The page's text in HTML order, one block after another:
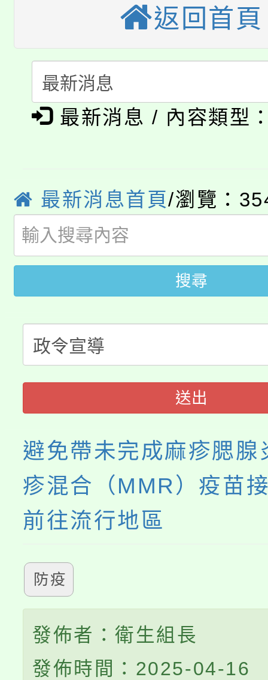
生本土語及新住民語歌
公告本校115學年度第
代理(課)教師甄選結果(
公告本校115學年度第
代理(課)教師甄選結果(
轉知中國文化大學推廣
《TA101》溝通分析基
系所師生報名參加。
淨零綠生活教案入校路
學籍身 分審查程序及
版
淨零綠領人才培育課程
公告本校115學年度第
代理(課)教師甄選結果(
「2026金融保險知識
桃園市115學年度學生
生本土語及新住民語歌
代理(課)教師甄選結果(
公告本校115學年度第
代理(課)教師甄選結果(
《TA101》溝通分析基
程，歡迎學生輔導中心
心理、諮商輔導、社會
系所師生報名參加。
返回首頁
最新消息 / 內容類型
最新消息首頁/瀏覽：
搜尋
送出
避免帶未完成麻疹腮腺
疹混合（MMR）疫苗
前往流行地區
防疫
發佈者：衛生組長
發佈時間：2025-04-16